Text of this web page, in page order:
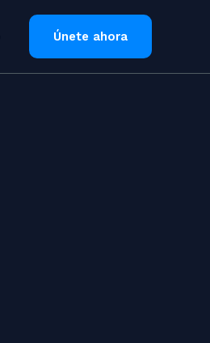
Únete ahora